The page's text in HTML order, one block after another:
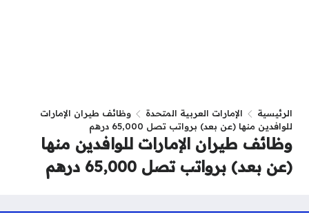
الرئيسية الإمارات العربية المتحدة
وظائف طيران الإمارات
للوافدين منها (عن بعد) برواتب تصل 65,000 درهم
وظائف طيران الإمارات للوافدين منها
(عن بعد) برواتب تصل 65,000 درهم